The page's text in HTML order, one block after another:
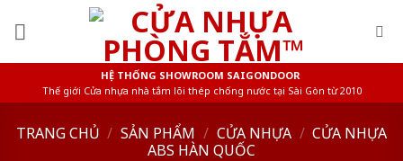
HỆ THỐNG SHOWROOM SAIGONDOOR
Thế giới Cửa nhựa nhà tắm lõi thép chống nước tại Sài Gòn từ 2010
TRANG CHỦ / SẢN PHẨM / CỬA NHỰA / CỬA NHỰA
ABS HÀN QUỐC